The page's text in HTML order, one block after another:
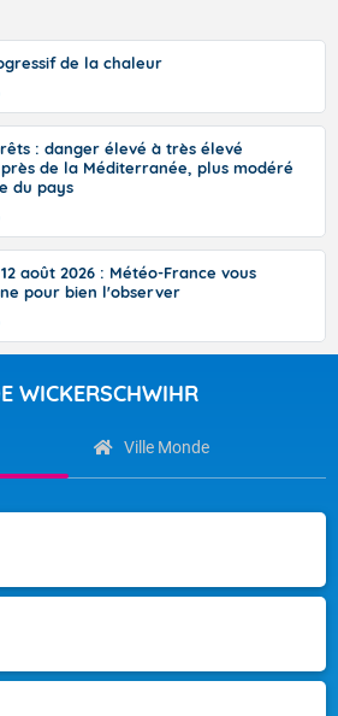
de la chaleur
: danger élevé à très élevé
de la Méditerranée, plus modéré
du pays
août 2026 : Météo-France vous
pour bien l'observer
WICKERSCHWIHR
Ville Monde